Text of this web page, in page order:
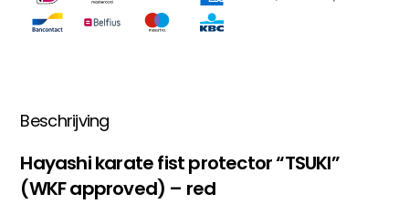
Beschrijving
Hayashi karate fist protector “TSUKI”
(WKF approved) – red